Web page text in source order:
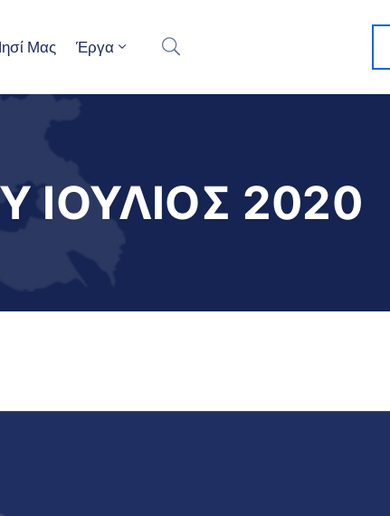
Μας Έργα
ΙΟΥΛΙΟΣ 2020